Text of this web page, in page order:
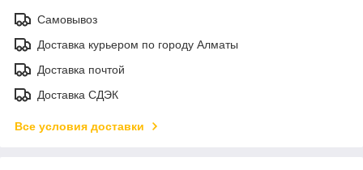
Самовывоз
Доставка курьером по городу Алматы
Доставка почтой
Доставка СДЭК
Все условия доставки